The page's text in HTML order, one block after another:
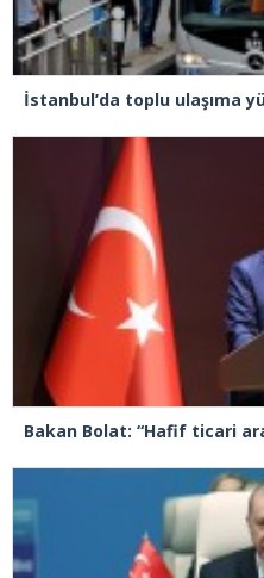
İstanbul’da toplu ulaşıma